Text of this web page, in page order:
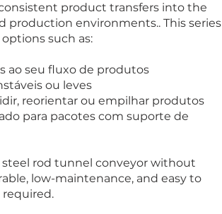
product transfers into the
production environments.. This series
such as:
ao seu fluxo de produtos
ou leves
reorientar ou empilhar produtos
para pacotes com suporte de
rod tunnel conveyor without
low-maintenance, and easy to